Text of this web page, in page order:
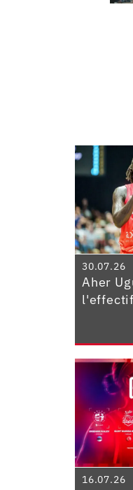
30.07.26
Aher
16.07.26